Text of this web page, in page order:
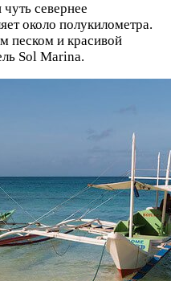
севернее
около полукилометра.
песком и красивой
Sol Marina.